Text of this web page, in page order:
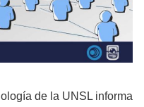
de la UNSL informa